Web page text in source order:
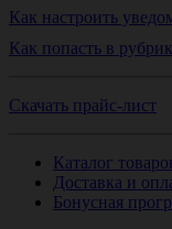
Как настроить
Как попасть в
Скачать прайс-лист
Каталог
Доставка и
Бонусная